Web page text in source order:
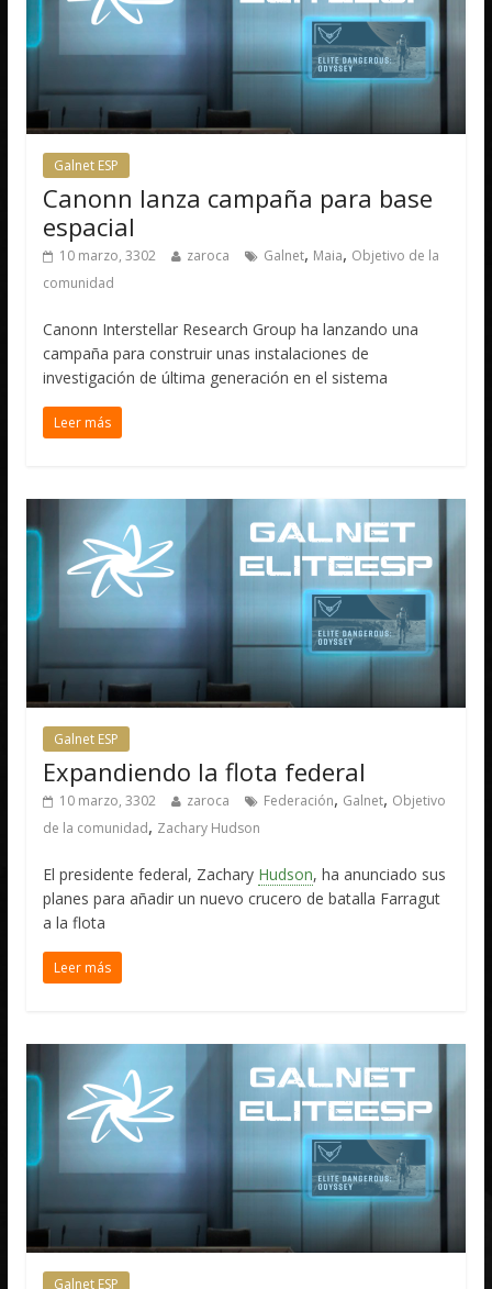
Galnet ESP
Canonn lanza campaña para base
espacial
10 marzo, 3302 zaroca Galnet, Maia, Objetivo de la
comunidad
Canonn Interstellar Research Group ha lanzando una
campaña para construir unas instalaciones de
investigación de última generación en el sistema
Leer más
Galnet ESP
Expandiendo la flota federal
10 marzo, 3302 zaroca Federación, Galnet, Objetivo
de la comunidad, Zachary Hudson
El presidente federal, Zachary Hudson, ha anunciado sus
planes para añadir un nuevo crucero de batalla Farragut
a la flota
Leer más
Galnet ESP